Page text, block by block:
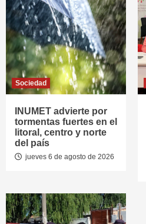
Sociedad
INUMET advierte por
tormentas fuertes en el
litoral, centro y norte
del país
jueves 6 de agosto de 2026